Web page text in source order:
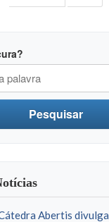
Pesquisar
Abertis divulga